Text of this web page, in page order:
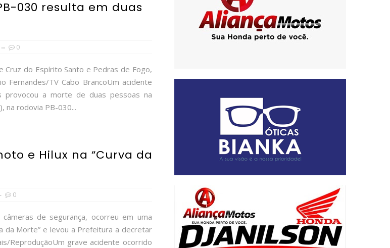
030 resulta em duas
0
do Espírito Santo e Pedras de Fogo,
Fernandes/TV Cabo BrancoUm acidente
provocou a morte de duas pessoas na
na rodovia PB-030...
e Hilux na “Curva da
0
de segurança, ocorreu em uma
da Morte” e levou a Prefeitura a decretar
ReproduçãoUm grave acidente ocorrido